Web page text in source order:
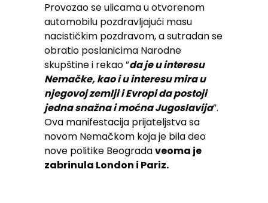
Provozao se ulicama u otvorenom
automobilu pozdravljajući masu
nacističkim pozdravom, a sutradan se
obratio poslanicima Narodne
skupštine i rekao ”da je u interesu
Nemačke, kao i u interesu mira u
njegovoj zemlji i Evropi da postoji
jedna snažna i moćna Jugoslavija”.
Ova manifestacija prijateljstva sa
novom Nemačkom koja je bila deo
nove politike Beogradaveoma je
zabrinula London i Pariz.